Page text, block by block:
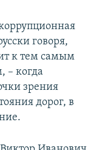
говоря,
к тем самым
– когда
зрения
дорог, в